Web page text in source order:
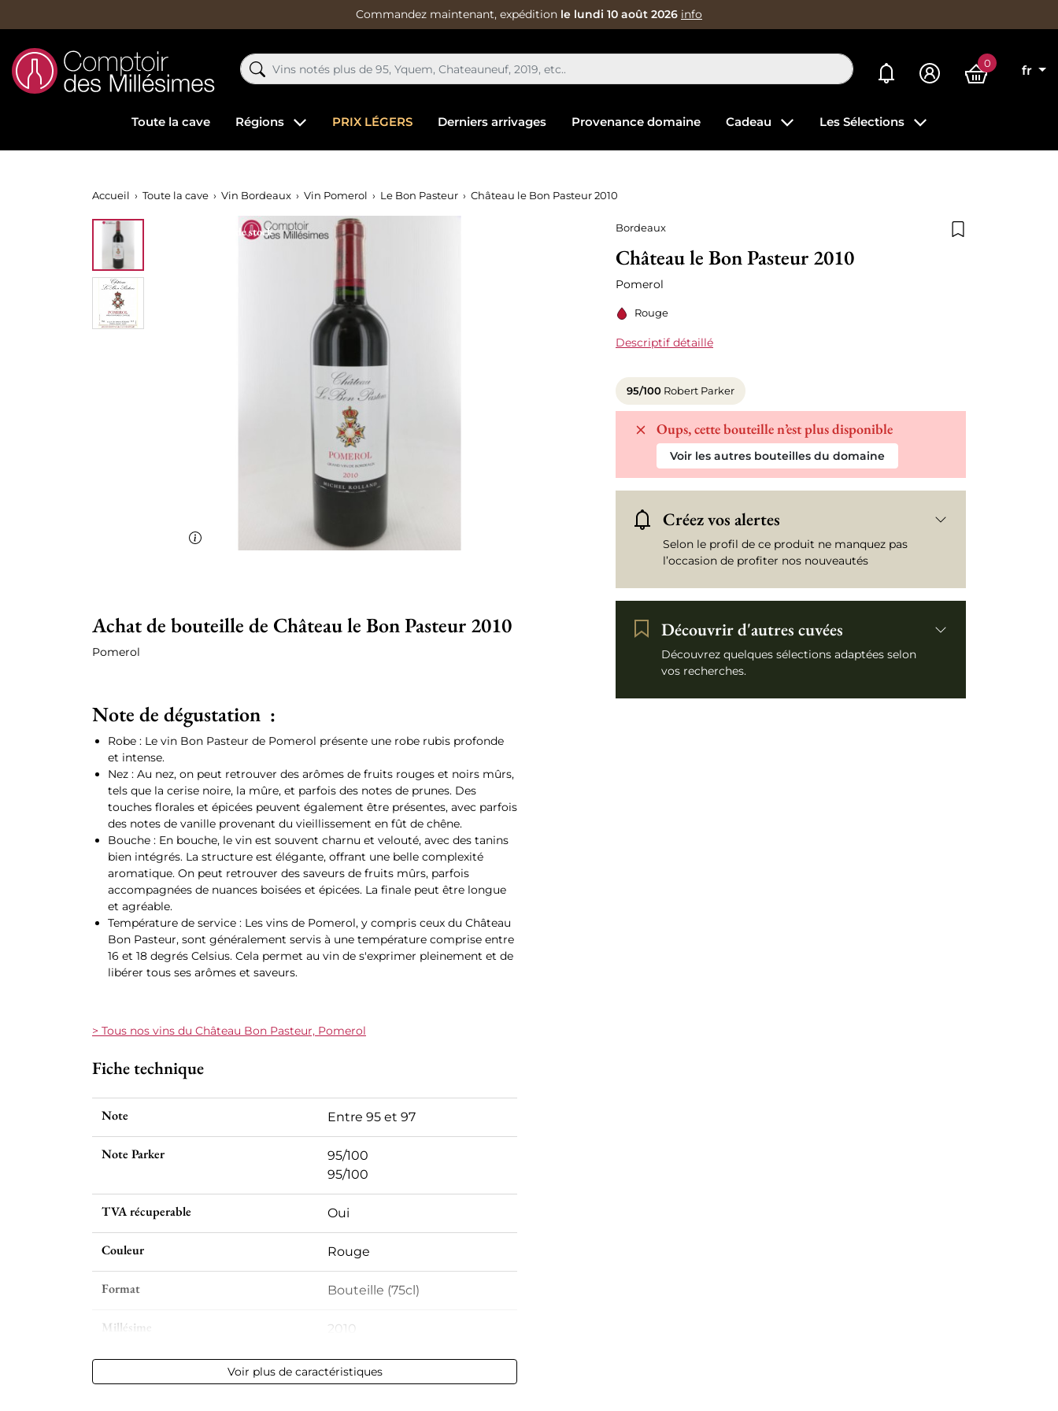
Commandez maintenant, expédition le lundi 10 août 2026 info
Mes alertes 0
fr
Toute la cave Régions PRIX LÉGERS Derniers arrivages Provenance domaine Cadeau Les Sélections
Accueil Toute la cave Vin Bordeaux Vin Pomerol Le Bon Pasteur Château le Bon Pasteur 2010
Bordeaux
Château le Bon Pasteur 2010
Pomerol
Rouge
Descriptif détaillé
95/100 Robert Parker
Oups, cette bouteille n’est plus disponible
Voir les autres bouteilles du domaine
Créez vos alertes
Selon le profil de ce produit ne manquez pas
l’occasion de profiter nos nouveautés
Découvrir d'autres cuvées
Découvrez quelques sélections adaptées selon
vos recherches.
Rupture de stock
Achat de bouteille de Château le Bon Pasteur 2010
Pomerol
Note de dégustation :
Robe : Le vin Bon Pasteur de Pomerol présente une robe rubis profonde
et intense.
Nez : Au nez, on peut retrouver des arômes de fruits rouges et noirs mûrs,
tels que la cerise noire, la mûre, et parfois des notes de prunes. Des
touches florales et épicées peuvent également être présentes, avec parfois
des notes de vanille provenant du vieillissement en fût de chêne.
Bouche : En bouche, le vin est souvent charnu et velouté, avec des tanins
bien intégrés. La structure est élégante, offrant une belle complexité
aromatique. On peut retrouver des saveurs de fruits mûrs, parfois
accompagnées de nuances boisées et épicées. La finale peut être longue
et agréable.
Température de service : Les vins de Pomerol, y compris ceux du Château
Bon Pasteur, sont généralement servis à une température comprise entre
16 et 18 degrés Celsius. Cela permet au vin de s'exprimer pleinement et de
libérer tous ses arômes et saveurs.
> Tous nos vins du Château Bon Pasteur, Pomerol
Fiche technique
Note Entre 95 et 97
Note Parker
95/100
95/100
TVA récuperable Oui
Couleur Rouge
Format Bouteille (75cl)
Millésime 2010
12,50 % vol - 75 cl
Voir plus de caractéristiques